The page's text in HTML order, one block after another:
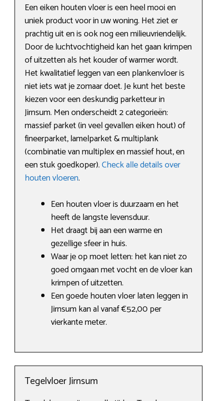
Een eiken houten vloer is een heel mooi en
uniek product voor in uw woning. Het ziet er
prachtig uit en is ook nog een milieuvriendelijk.
Door de luchtvochtigheid kan het gaan krimpen
of uitzetten als het kouder of warmer wordt.
Het kwalitatief leggen van een plankenvloer is
niet iets wat je zomaar doet. Je kunt het beste
kiezen voor een deskundig parketteur in
Jirnsum. Men onderscheidt 2 categorieën:
massief parket (in veel gevallen eiken hout) of
fineerparket, lamelparket & multiplank
(combinatie van multiplex en massief hout, en
een stuk goedkoper).Check alle details over
houten vloeren.
Een houten vloer is duurzaam en het
heeft de langste levensduur.
Het draagt bij aan een warme en
gezellige sfeer in huis.
Waar je op moet letten: het kan niet zo
goed omgaan met vocht en de vloer kan
krimpen of uitzetten.
Een goede houten vloer laten leggen in
Jirnsum kan al vanaf €52,00 per
vierkante meter.
Tegelvloer Jirnsum